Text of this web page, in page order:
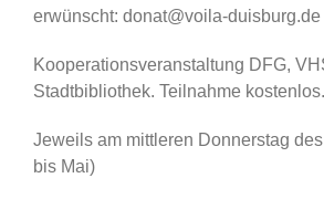
erwünscht: donat@voila-duisburg.de
Kooperationsveranstaltung DFG,
Stadtbibliothek. Teilnahme kostenlos.
Jeweils am mittleren Donnerstag
bis Mai)